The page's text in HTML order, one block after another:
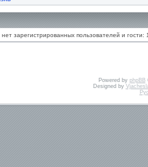
зарегистрированных пользователей и гости:
Powered by phpBB
Designed by